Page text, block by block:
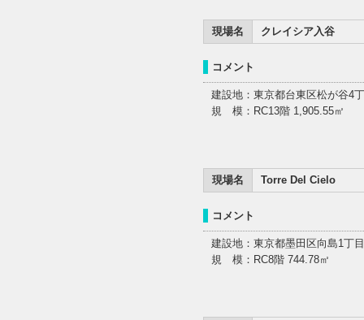
現場名 クレイシア入谷
コメント
建設地：東京都台東区松が谷4
規 模：RC13階 1,905.55㎡
現場名 Torre Del Cielo
コメント
建設地：東京都墨田区向島1丁目
規 模：RC8階 744.78㎡